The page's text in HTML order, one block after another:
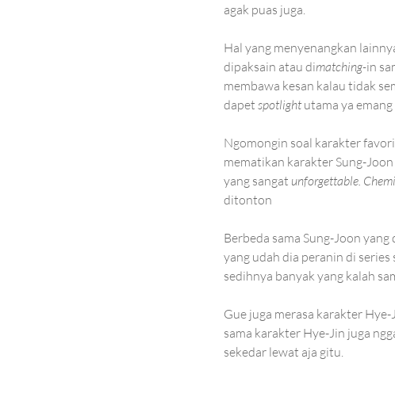
agak puas juga.
Hal yang menyenangkan
dipaksain atau dimatching-in
membawa kesan kalau tidak
dapet spotlight utama ya
Ngomongin soal karakter
mematikan karakter Sung-
yang sangat unforgettable.
ditonton
Berbeda sama Sung-Joon
yang udah dia peranin di
sedihnya banyak yang kalah
Gue juga merasa karakter
sama karakter Hye-Jin juga
sekedar lewat aja gitu.